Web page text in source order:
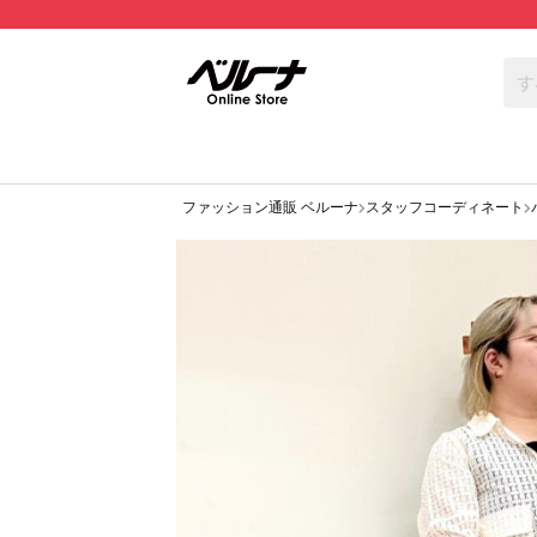
ファッション通販 ベルーナ スタッフコーディネート